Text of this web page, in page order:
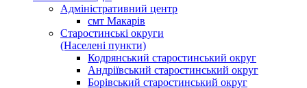
Aдміністративний центр
смт Макарів
Старостинські округи
(Населені пункти)
Кодрянський старостинський округ
Андріївський старостинський округ
Борівський старостинський округ